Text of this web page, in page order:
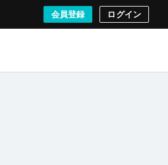
会員登録 ログイン